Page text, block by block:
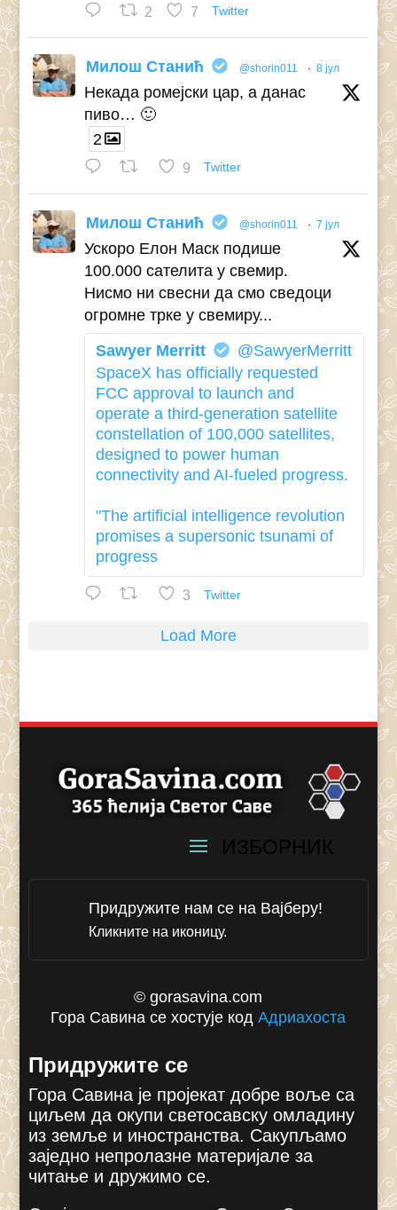
2 7 Twitter
Милош Станић @shorin011 · 8 јул
Некада ромејски цар, а данас
пиво… 🙂
2
9 Twitter
Милош Станић @shorin011 · 7 јул
Ускоро Елон Маск подише
100.000 сателита у свемир.
Нисмо ни свесни да смо сведоци
огромне трке у свемиру...
Sawyer Merritt
@SawyerMerritt
SpaceX has officially requested
FCC approval to launch and
operate a third-generation satellite
constellation of 100,000 satellites,
designed to power human
connectivity and AI-fueled progress.
"The artificial intelligence revolution
promises a supersonic tsunami of
progress
3 Twitter
Load More
Придружите нам се на Вајберу!
Кликните на иконицу.
© gorasavina.com
Гора Савина се хостује кодАдриахоста
Придружите се
Гора Савина је пројекат добре воље са
циљем да окупи светосавску омладину
из земље и иностранства. Сакупљамо
заједно непролазне материјале за
читање и дружимо се.